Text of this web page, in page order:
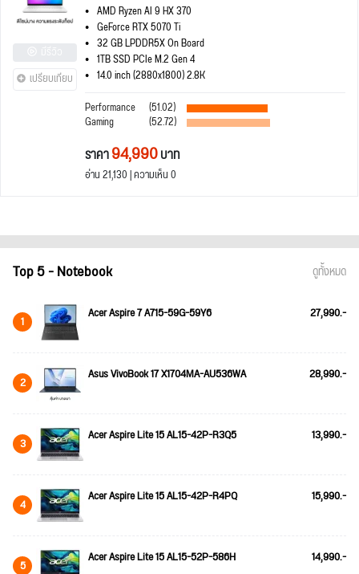
เปรียบเทียบ
AMD Ryzen AI 9 HX 370
GeForce RTX 5070 Ti
32 GB LPDDR5X On Board
1TB SSD PCIe M.2 Gen 4
14.0 inch (2880x1800) 2.8K
Performance
(51.02)
Gaming (52.72)
ราคา94,990บาท
อ่าน 21,130 | ความเห็น 0
Top 5 - Notebook ดูทั้งหมด
1 Acer Aspire 7 A715-59G-59Y6 27,990.-
2 Asus VivoBook 17 X1704MA-AU536WA 28,990.-
3 Acer Aspire Lite 15 AL15-42P-R3Q5 13,990.-
4 Acer Aspire Lite 15 AL15-42P-R4PQ 15,990.-
5 Acer Aspire Lite 15 AL15-52P-586H 14,990.-